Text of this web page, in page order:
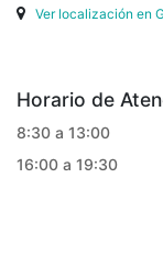
Ver localización en
Horario de
8:30 a 13:00
16:00 a 19:30